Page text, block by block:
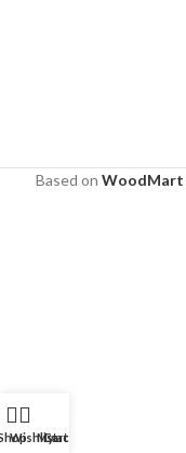
Based on WoodMart
WishlistCart
My account